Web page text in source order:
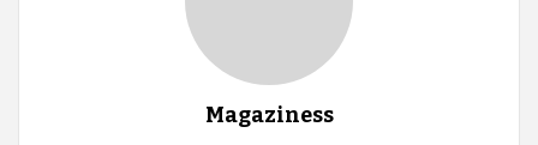
Magaziness